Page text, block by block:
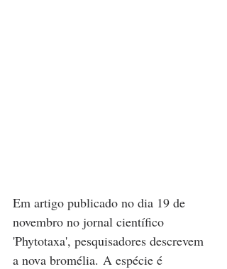
Em artigo publicado no dia 19 de
novembro no jornal científico
'Phytotaxa', pesquisadores descrevem
a nova bromélia. A espécie é